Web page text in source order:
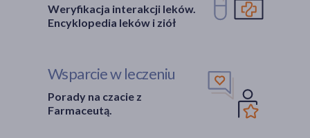
Weryfikacja interakcji leków.
Encyklopedia leków i ziół
Wsparcie w leczeniu
Porady na czacie z
Farmaceutą.